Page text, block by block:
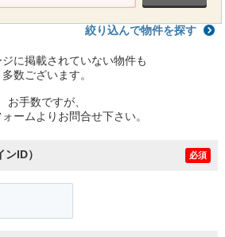
絞り込んで物件を探す
に掲載されていない物件も
多数ございます。
お手数ですが、
ームよりお問合せ下さい。
ID） 必須